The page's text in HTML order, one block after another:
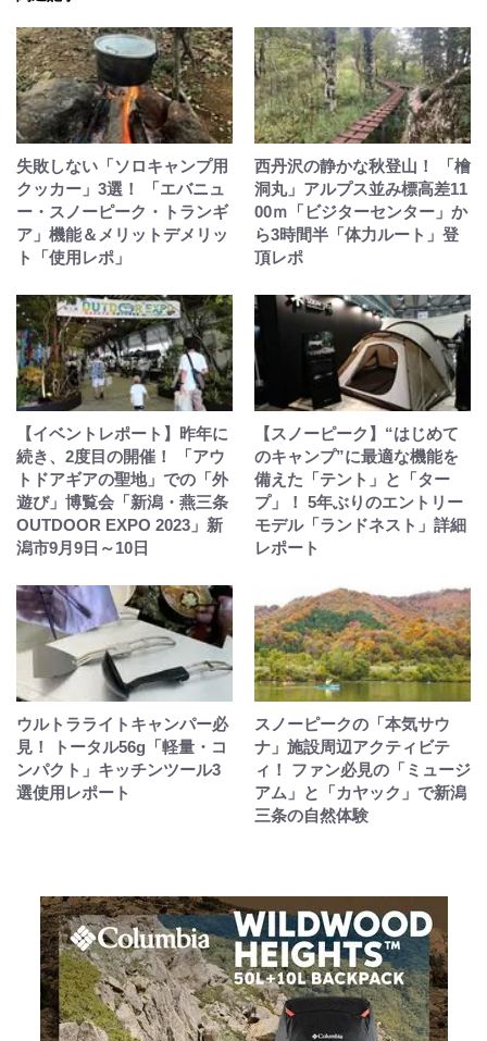
失敗しない「ソロキャンプ用
クッカー」3選！ 「エバニュ
ー・スノーピーク・トランギ
ア」機能＆メリットデメリッ
ト「使用レポ」
西丹沢の静かな秋登山！ 「檜
洞丸」アルプス並み標高差11
00ｍ「ビジターセンター」か
ら3時間半「体力ルート」登
頂レポ
【イベントレポート】昨年に
続き、2度目の開催！ 「アウ
トドアギアの聖地」での「外
遊び」博覧会「新潟・燕三条
OUTDOOR EXPO 2023」新
潟市9月9日～10日
【スノーピーク】“はじめて
のキャンプ”に最適な機能を
備えた「テント」と「ター
プ」！ 5年ぶりのエントリー
モデル「ランドネスト」詳細
レポート
ウルトラライトキャンパー必
見！ トータル56g「軽量・コ
ンパクト」キッチンツール3
選使用レポート
スノーピークの「本気サウ
ナ」施設周辺アクティビテ
ィ！ ファン必見の「ミュージ
アム」と「カヤック」で新潟
三条の自然体験